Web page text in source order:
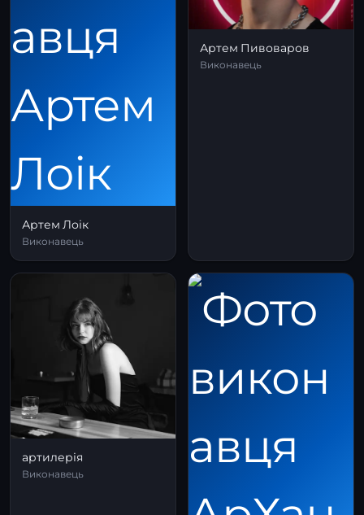
Артем Лоік
Виконавець
Артем Пивоваров
Виконавець
артилерія
Виконавець